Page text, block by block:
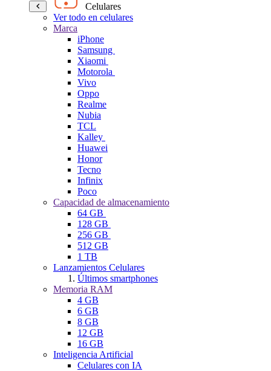
Celulares
Ver todo en celulares
Marca
iPhone
Samsung
Xiaomi
Motorola
Vivo
Oppo
Realme
Nubia
TCL
Kalley
Huawei
Honor
Tecno
Infinix
Poco
Capacidad de almacenamiento
64 GB
128 GB
256 GB
512 GB
1 TB
Lanzamientos Celulares
Últimos smartphones
Memoria RAM
4 GB
6 GB
8 GB
12 GB
16 GB
Inteligencia Artificial
Celulares con IA